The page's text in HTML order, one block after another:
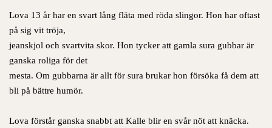
Lova 13 år har en svart lång fläta med röda slingor. Hon har oftast
på sig vit tröja,
jeanskjol och svartvita skor. Hon tycker att gamla sura gubbar är
ganska roliga för det
mesta. Om gubbarna är allt för sura brukar hon försöka få dem att
bli på bättre humör.
Lova förstår ganska snabbt att Kalle blir en svår nöt att knäcka.